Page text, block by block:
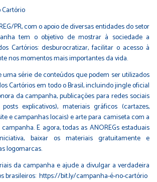
Cartório
PR, com o apoio de diversas entidades do setor
tem o objetivo de mostrar à sociedade a
Cartórios: desburocratizar, facilitar o acesso à
nos momentos mais importantes da vida.
série de conteúdos que podem ser utilizados
Cartórios em todo o Brasil, incluindo jingle oficial
da campanha, publicações para redes sociais
explicativos), materiais gráficos (cartazes,
e campanhas locais) e arte para camiseta com a
E agora, todas as ANOREGs estaduais
baixar os materiais gratuitamente e
logomarcas.
da campanha e ajude a divulgar a verdadeira
brasileiros: https://bit.ly/campanha-é-no-cartório